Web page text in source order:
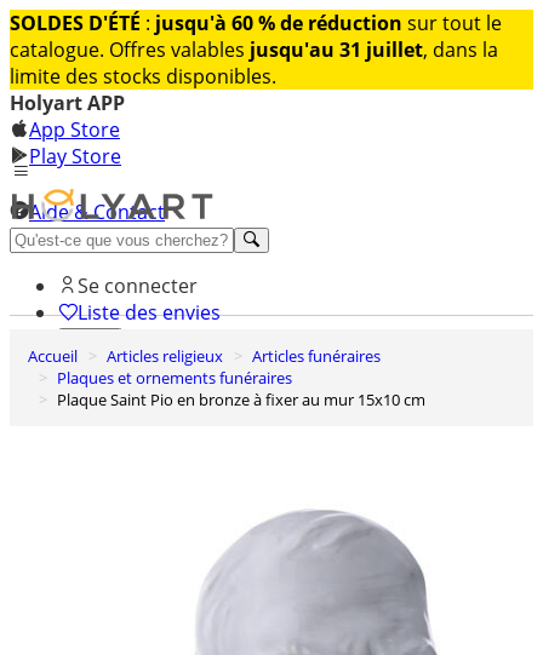
SOLDES D'ÉTÉ : jusqu'à 60 % de réduction sur tout le
catalogue. Offres valables jusqu'au 31 juillet, dans la
limite des stocks disponibles.
Holyart APP
App Store
Play Store
Aide & Contact
Découvrez Premium
Se connecter
Liste des envies
0
Panier
Accueil Articles religieux
Articles funéraires
Plaques et ornements funéraires
Plaque Saint Pio en bronze à fixer au mur 15x10 cm